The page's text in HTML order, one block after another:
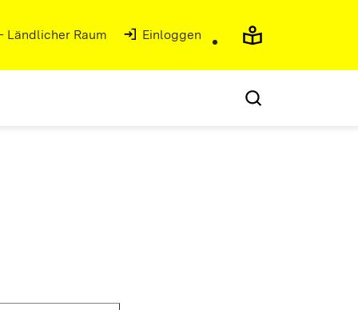
Ländlicher Raum Einloggen